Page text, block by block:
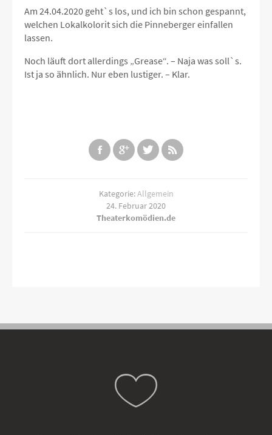
Am 24.04.2020 geht`s los, und ich bin schon gespannt,
welchen Lokalkolorit sich die Pinneberger einfallen
lassen.
Noch läuft dort allerdings „Grease“. – Naja was soll`s.
Ist ja so ähnlich. Nur eben lustiger. – Klar.
Kategorie:Allgemein
24. Februar 2020
Theaterkomödien.de